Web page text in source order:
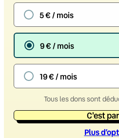
5 € / mois
9 € / mois
19 € / mois
Tous les dons sont
C'est
Plus